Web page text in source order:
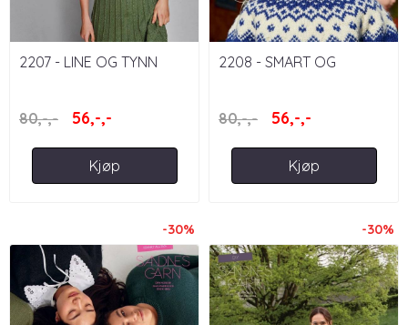
2207 - LINE OG TYNN
80,-,-
56,-,-
Kjøp
2208 - SMART OG
80,-,-
56,-,-
Kjøp
-30% -30%